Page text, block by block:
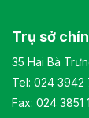
Trụ sở
35 Hai Bà
Tel: 024 3942
Fax: 024 3851